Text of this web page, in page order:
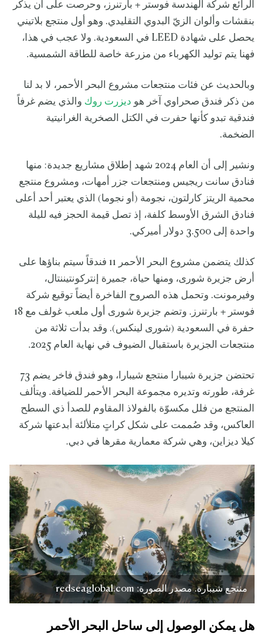
الرائع شركة الهندسة فوستر + بارتنرز، وحرصت على أن يذكّر
بنقشات وألوان الزيّ البدوي التقليدي. وهو أول منتجع بلاتيني
يحصل على شهادة LEED في السعودية. ولا عجب في هذا،
فهنا يتم توليد الكهرباء من مزرعة خاصة للطاقة الشمسية.
وبالحديث عن فئات منتجعات مشروع البحر الأحمر، لا بد لنا
من ذكر فندق صحراوي آخر هو ديزرت روك والذي يضم غرفاً
فندقية تبدو كأنها حفرت في الكتل الصخرية الغرانيتية
الضخمة.
ونشير إلى أن العام 2024 شهد إطلاق مشاريع جديدة: منها
فنادق سانت ريجيس ومنتجعات جزر أمهات، ومشروع منتجع
محمية الريتز كارلتون، نجومة (أو نجوما) الذي يعتبر أحد أعلى
فنادق الشرق الأوسط كلفة، إذ تصل قيمة الحجز فيه لليلة
واحدة إلى 3.500 دولار أميركي.
كذلك يتضمن مشروع البحر الأحمر 11 فندقاً سيتم بناؤها على
أرض جزيرة شورى، ومنها حياة، جميرة إنتركونتيننتال،
وفيرمونت. وتحمل هذه الصروح الفاخرة أيضاً توقيع شركة
فوستر + بارتنرز. وتضم جزيرة شورى أول ملعب غولف مع 18
حفرة في السعودية (شورى لينكس). وقد بدأت ثلاثة من
منتجعات الجزيرة باستقبال الضيوف في نهاية العام 2025.
تحتضن جزيرة شيبارا منتجع شيبارا، وهو فندق فاخر يضم 73
غرفة، طورته وتديره مجموعة البحر الأحمر للضيافة. ويتألف
المنتجع من فلل مكسوّة بالفولاذ المقاوم للصدأ ذي السطح
العاكس، وقد صُممت على شكل كراتٍ متلألئة أبدعتها شركة
كيلا ديزاين، وهي شركة معمارية مقرها في دبي.
منتجع شيبارة. مصدر الصورة: redseaglobal.com
هل يمكن الوصول إلى ساحل البحر الأحمر